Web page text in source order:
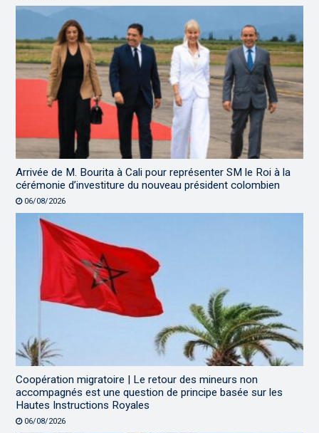
Arrivée de M. Bourita à Cali pour représenter SM le Roi à la
cérémonie d’investiture du nouveau président colombien
06/08/2026
Coopération migratoire | Le retour des mineurs non
accompagnés est une question de principe basée sur les
Hautes Instructions Royales
06/08/2026